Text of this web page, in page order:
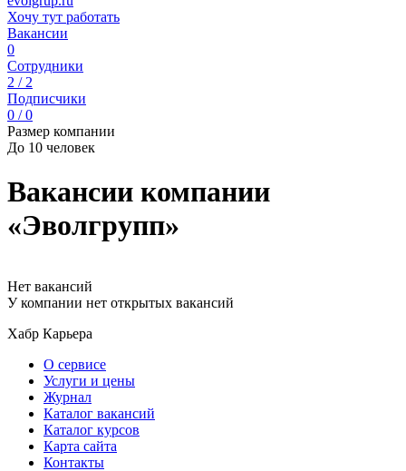
Хочу тут работать
Вакансии
0
Сотрудники
2 / 2
Подписчики
0 / 0
Размер компании
До 10 человек
Вакансии компании
«Эволгрупп»
Нет вакансий
У компании нет открытых вакансий
Хабр Карьера
О сервисе
Услуги и цены
Журнал
Каталог вакансий
Каталог курсов
Карта сайта
Контакты